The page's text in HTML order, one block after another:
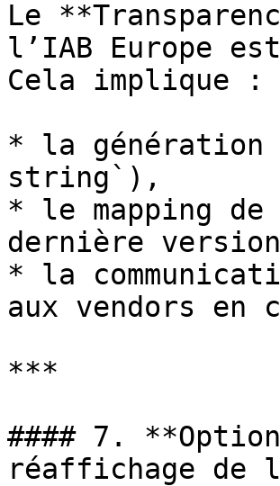
Le
l’IAB Europe
Cela implique :
* la génération
string`),
* le mapping
dernière
* la
aux vendors en
***
#### 7.
réaffichage de